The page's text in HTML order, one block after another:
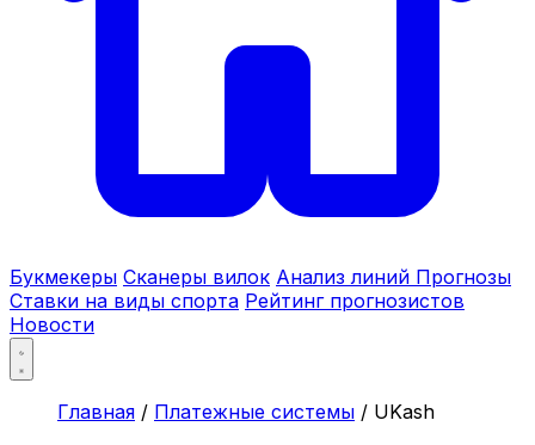
Букмекеры Сканеры вилок Анализ линий Прогнозы
Ставки на виды спорта Рейтинг прогнозистов
Новости
Главная / Платежные системы / UKash